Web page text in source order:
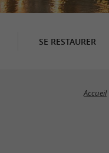
SE RESTAURER
Accueil